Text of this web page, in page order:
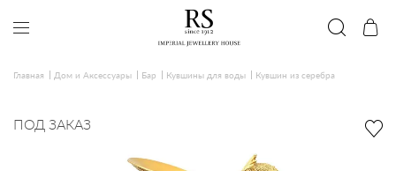
Главная Дом и Аксессуары Бар Кувшины для воды Кувшин из серебра
ПОД ЗАКАЗ